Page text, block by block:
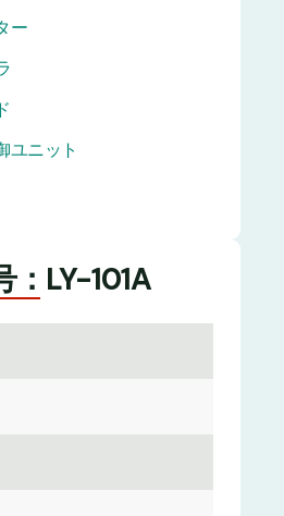
ー
ユニット
：LY-101A